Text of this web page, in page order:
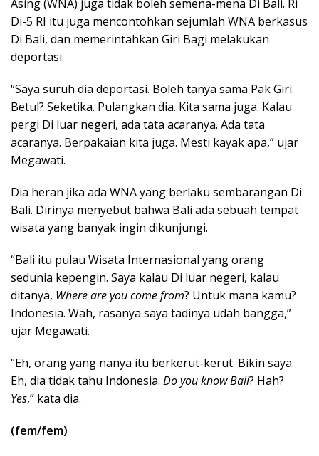
Asing (WNA) juga tidak boleh semena-mena Di Bali. Ri
Di-5 RI itu juga mencontohkan sejumlah WNA berkasus
Di Bali, dan memerintahkan Giri Bagi melakukan
deportasi.
“Saya suruh dia deportasi. Boleh tanya sama Pak Giri.
Betul? Seketika. Pulangkan dia. Kita sama juga. Kalau
pergi Di luar negeri, ada tata acaranya. Ada tata
acaranya. Berpakaian kita juga. Mesti kayak apa,” ujar
Megawati.
Dia heran jika ada WNA yang berlaku sembarangan Di
Bali. Dirinya menyebut bahwa Bali ada sebuah tempat
wisata yang banyak ingin dikunjungi.
“Bali itu pulau Wisata Internasional yang orang
sedunia kepengin. Saya kalau Di luar negeri, kalau
ditanya, Where are you come from? Untuk mana kamu?
Indonesia. Wah, rasanya saya tadinya udah bangga,”
ujar Megawati.
“Eh, orang yang nanya itu berkerut-kerut. Bikin saya.
Eh, dia tidak tahu Indonesia. Do you know Bali? Hah?
Yes,” kata dia.
(fem/fem)